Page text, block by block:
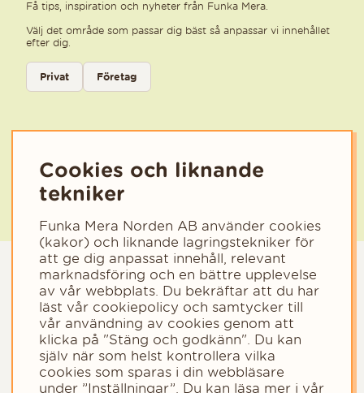
Få tips, inspiration och nyheter från Funka Mera.
Välj det område som passar dig bäst så anpassar vi innehållet
efter dig.
Välj kategori för nyhetsbrev
Privat
Företag
Copyright © 2023 - Funka Mera Norden AB
Cookies och liknande
tekniker
Funka Mera Norden AB använder cookies
(kakor) och liknande lagringstekniker för
att ge dig anpassat innehåll, relevant
marknadsföring och en bättre upplevelse
av vår webbplats. Du bekräftar att du har
läst vår cookiepolicy och samtycker till
vår användning av cookies genom att
klicka på "Stäng och godkänn". Du kan
själv när som helst kontrollera vilka
cookies som sparas i din webbläsare
under ”Inställningar”. Du kan läsa mer i vår